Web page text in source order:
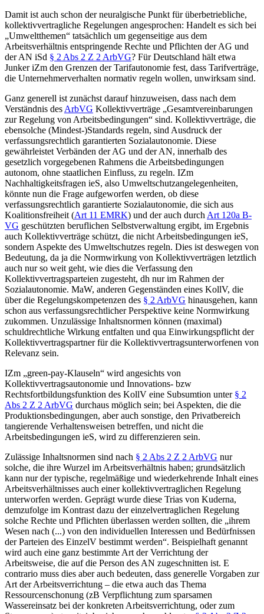
Damit ist auch schon der neuralgische Punkt für überbetriebliche,
kollektivvertragliche Regelungen angesprochen: Handelt es sich bei
„Umweltthemen“ tatsächlich um gegenseitige aus dem
Arbeitsverhältnis entspringende Rechte und Pflichten der AG und
der AN iSd § 2 Abs 2 Z 2 ArbVG? Für Deutschland hält etwa
JunkeriZm den Grenzen der Tarifautonomie fest, dass Tarifverträge,
die Unternehmerverhalten normativ regeln wollen, unwirksam sind.
Ganz generell ist zunächst darauf hinzuweisen, dass nach dem
Verständnis des ArbVG Kollektivverträge „Gesamtvereinbarungen
zur Regelung von Arbeitsbedingungen“ sind. Kollektivverträge, die
ebensolche (Mindest-)Standards regeln, sind Ausdruck der
verfassungsrechtlich garantierten Sozialautonomie. Diese
gewährleistet Verbänden der AG und der AN, innerhalb des
gesetzlich vorgegebenen Rahmens die Arbeitsbedingungen
autonom, ohne staatlichen Einfluss, zu regeln. IZm
Nachhaltigkeitsfragen ieS, also Umweltschutzangelegenheiten,
könnte nun die Frage aufgeworfen werden, ob diese
verfassungsrechtlich garantierte Sozialautonomie, die sich aus
Koalitionsfreiheit (Art 11 EMRK) und der auch durch Art 120a B-
VG geschützten beruflichen Selbstverwaltung ergibt, im Ergebnis
auch Kollektivverträge schützt, die nicht Arbeitsbedingungen ieS,
sondern Aspekte des Umweltschutzes regeln. Dies ist deswegen von
Bedeutung, da ja die Normwirkung von Kollektivverträgen letztlich
auch nur so weit geht, wie dies die Verfassung den
Kollektivvertragsparteien zugesteht, dh nur im Rahmen der
Sozialautonomie. MaW, anderen Gegenständen eines KollV, die
über die Regelungskompetenzen des § 2 ArbVG hinausgehen, kann
schon aus verfassungsrechtlicher Perspektive keine Normwirkung
zukommen. Unzulässige Inhaltsnormen können (maximal)
schuldrechtliche Wirkung entfalten und qua Einwirkungspflicht der
Kollektivvertragspartner für die Kollektivvertragsunterworfenen von
Relevanz sein.
IZm „green-pay-Klauseln“ wird angesichts von
Kollektivvertragsautonomie und Innovations- bzw
Rechtsfortbildungsfunktion des KollV eine Subsumtion unter § 2
Abs 2 Z 2 ArbVG durchaus möglich sein; bei Aspekten, die die
Produktionsbedingungen, aber auch sonstige, den Privatbereich
tangierende Verhaltensweisen betreffen, und nicht die
Arbeitsbedingungen ieS, wird zu differenzieren sein.
Zulässige Inhaltsnormen sind nach § 2 Abs 2 Z 2 ArbVG nur
solche, die ihre Wurzel im Arbeitsverhältnis haben; grundsätzlich
kann nur der typische, regelmäßige und wiederkehrende Inhalt eines
Arbeitsverhältnisses auch einer kollektivvertraglichen Regelung
unterworfen werden. Geprägt wurde diese Trias von Kuderna,
demzufolge im Kontrast dazu der einzelvertraglichen Regelung
solche Rechte und Pflichten überlassen werden sollten, die „ihrem
Wesen nach (...) von den individuellen Interessen und Bedürfnissen
der Parteien des EinzelV bestimmt werden“. Beispielhaft genannt
wird auch eine ganz bestimmte Art der Verrichtung der
Arbeitsweise, die auf die Person des AN zugeschnitten ist. E
contrario muss dies aber auch bedeuten, dass generelle Vorgaben zur
Art der Arbeitsverrichtung – die etwa auch das Thema
Ressourcenschonung (zB Verpflichtung zum sparsamen
Wassereinsatz bei der konkreten Arbeitsverrichtung, oder zum